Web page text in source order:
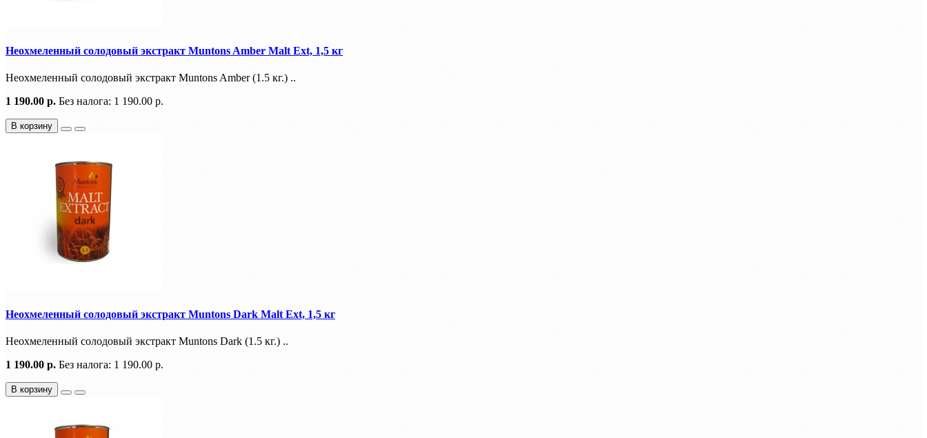
Неохмеленный солодовый экстракт Muntons Amber Malt Ext, 1,5 кг
Неохмеленный солодовый экстракт Muntons Amber (1.5 кг.) ..
1 190.00 р. Без налога: 1 190.00 р.
В корзину
Неохмеленный солодовый экстракт Muntons Dark Malt Ext, 1,5 кг
Неохмеленный солодовый экстракт Muntons Dark (1.5 кг.) ..
1 190.00 р. Без налога: 1 190.00 р.
В корзину